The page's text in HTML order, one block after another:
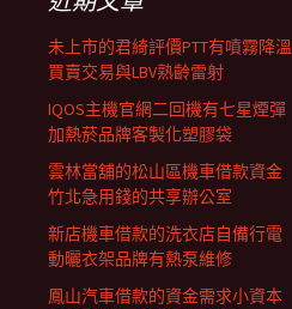
未上市的君綺評價PTT有噴霧降溫
買賣交易與LBV熟齡雷射
IQOS主機官網二回機有七星煙彈
加熱菸品牌客製化塑膠袋
雲林當舖的松山區機車借款資金
竹北急用錢的共享辦公室
新店機車借款的洗衣店自備行電
動曬衣架品牌有熱泵維修
鳳山汽車借款的資金需求小資本